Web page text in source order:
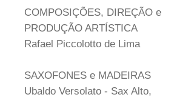
COMPOSIÇÕES, DIREÇÃO e
PRODUÇÃO ARTÍSTICA
Rafael Piccolotto de Lima
SAXOFONES e MADEIRAS
Ubaldo Versolato - Sax Alto,